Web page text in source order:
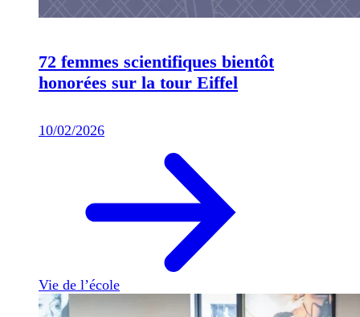
72 femmes scientifiques bientôt
honorées sur la tour Eiffel
10/02/2026
Vie de l’école